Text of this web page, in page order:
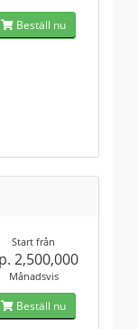
Beställ nu
Start från
2,500,000
Månadsvis
Beställ nu